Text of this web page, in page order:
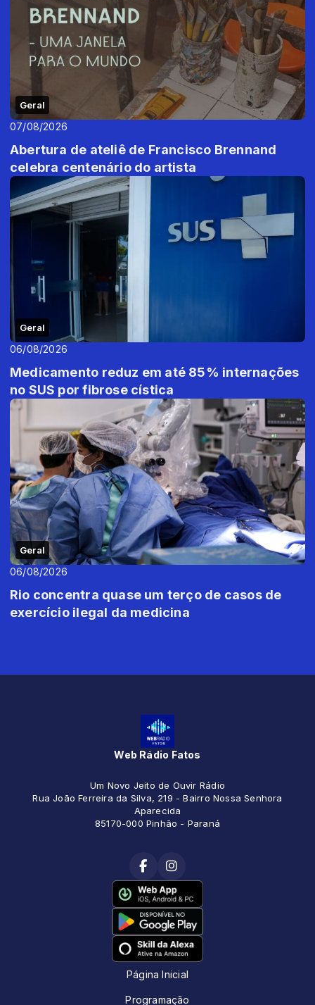
Geral
07/08/2026
Abertura de ateliê de Francisco Brennand
celebra centenário do artista
Geral
06/08/2026
Medicamento reduz em até 85% internações
no SUS por fibrose cística
Geral
06/08/2026
Rio concentra quase um terço de casos de
exercício ilegal da medicina
Web Rádio Fatos
Um Novo Jeito de Ouvir Rádio
Rua João Ferreira da Silva, 219 - Bairro Nossa Senhora
Aparecida
85170-000 Pinhão - Paraná
Página Inicial
Programação